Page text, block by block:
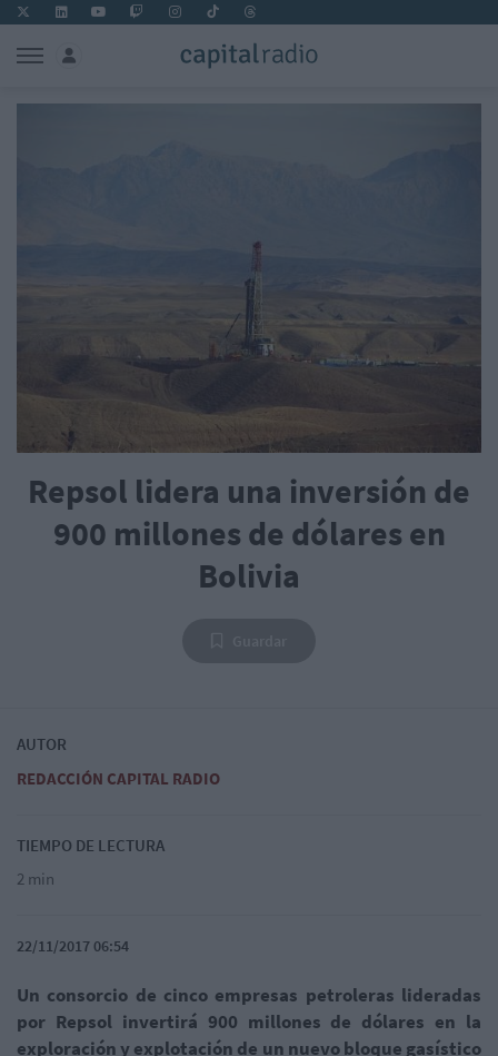
Repsol lidera una inversión de
900 millones de dólares en
Bolivia
AUTOR
REDACCIÓN CAPITAL RADIO
TIEMPO DE LECTURA
2 min
22/11/2017 06:54
Un consorcio de cinco empresas petroleras lideradas
por Repsol invertirá 900 millones de dólares en la
exploración y explotación de un nuevo bloque gasístico